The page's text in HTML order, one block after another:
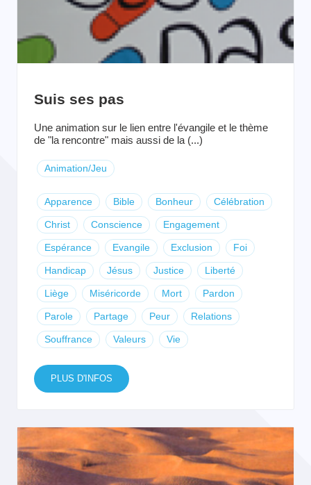
Suis ses pas
Une animation sur le lien entre l'évangile et le thème
de "la rencontre" mais aussi de la (...)
Animation/Jeu
Apparence Bible Bonheur Célébration
Christ Conscience Engagement
Espérance Evangile Exclusion Foi
Handicap Jésus Justice Liberté
Liège Miséricorde Mort Pardon
Parole Partage Peur Relations
Souffrance Valeurs Vie
PLUS D'INFOS